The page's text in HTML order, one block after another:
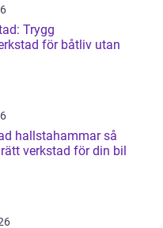
Trygg
för båtliv utan
hallstahammar så
verkstad för din bil